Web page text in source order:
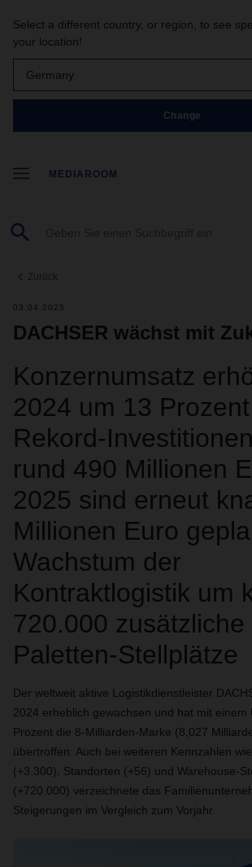
Select a different country, or region, to see
your location!
Germany
Change
MEDIAROOM
Zurück
03.04.2025
DACHSER wächst mit
Konzernumsatz
2024 um 13
Rekord-
rund 490 Millionen
2025 sind erneut
Millionen Euro
Wachstum der
Kontraktlogistik um
720.000 zusätzliche
Paletten-Stellplätze
Der weltweit aktive Logistikdienstleister
2024 erheblich gewachsen und hat mit einem
Prozent die 8-Milliarden-Marke (8,027
übertroffen. Auch bei weiteren Kennzahlen
(+3.300), Standorten (+56) und Warehouse-
(+720.000) verzeichnete das
Steigerungen im Vergleich zum Vorjahr.